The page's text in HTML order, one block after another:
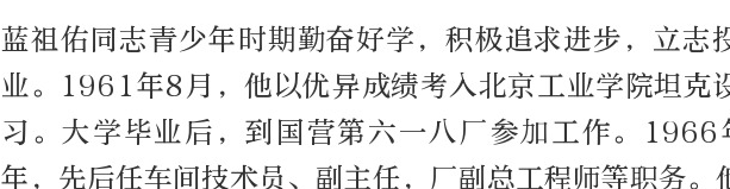
蓝祖佑同志青少年时期勤奋好学，积极追求进步，立志
业。1961年8月，他以优异成绩考入北京工业学院坦克
习。大学毕业后，到国营第六一八厂参加工作。
年，先后任车间技术员、副主任，厂副总工程师等职务。